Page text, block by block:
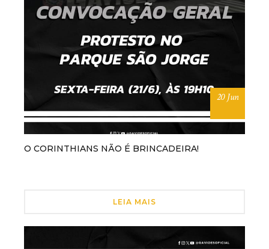
20 Jun
O CORINTHIANS NÃO É BRINCADEIRA!
LEIA MAIS